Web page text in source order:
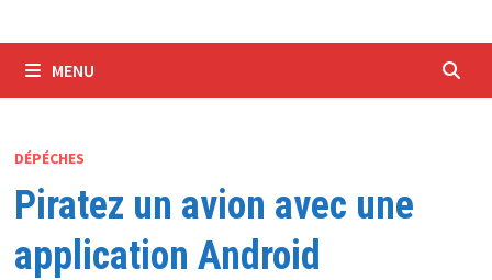
MENU
DÉPÉCHES
Piratez un avion avec une
application Android